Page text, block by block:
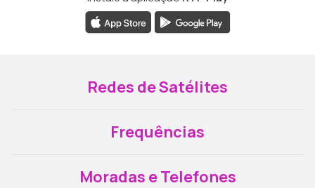
Redes de Satélites
Frequências
Moradas e Telefones